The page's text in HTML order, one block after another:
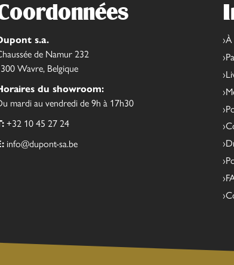
s.a.
de Namur 232
Wavre, Belgique
du showroom:
mardi au vendredi de 9h à 17h30
+32 10 45 27 24
info@dupont-sa.be
À